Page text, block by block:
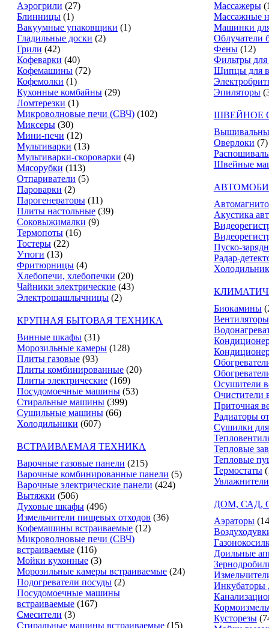
Аэрогрили (27)
Блинницы (1)
Вакуумные упаковщики (1)
Гладильные доски (2)
Грили (42)
Кофеварки (40)
Кофемашины (72)
Кофемолки (1)
Кухонные комбайны (29)
Ломтерезки (1)
Микроволновые печи (СВЧ) (102)
Миксеры (30)
Мини-печи (12)
Мультиварки (13)
Мультиварки-скороварки (4)
Мясорубки (113)
Отпариватели (5)
Пароварки (2)
Парогенераторы (11)
Плиты настольные (39)
Соковыжималки (9)
Термопоты (16)
Тостеры (22)
Утюги (13)
Фритюрницы (4)
Хлебопечи, хлебопечки (20)
Чайники электрические (43)
Электрошашлычницы (2)
КРУПНАЯ БЫТОВАЯ ТЕХНИКА
Винные шкафы (31)
Морозильные камеры (128)
Плиты газовые (93)
Плиты комбинированные (20)
Плиты электрические (169)
Посудомоечные машины (53)
Стиральные машины (399)
Сушильные машины (66)
Холодильники (607)
ВСТРАИВАЕМАЯ ТЕХНИКА
Варочные газовые панели (215)
Варочные комбинированные панели (5)
Варочные электрические панели (424)
Вытяжки (506)
Духовые шкафы (496)
Измельчители пищевых отходов (36)
Кофемашины встраиваемые (12)
Микроволновые печи (СВЧ)
встраиваемые (116)
Мойки кухонные (3)
Морозильные камеры встраиваемые (24)
Подогреватели посуды (2)
Посудомоечные машины
встраиваемые (167)
Смесители (3)
Стиральные машины встраиваемые (15)
Массажеры
Массажные
Машинки
Облучатели
Фены (12)
Фильтры
Щипцы для
Эпиляторы
ШВЕЙНОЕ
Оверлоки (7)
Швейные
Акустика
Пуско-
Радар-
Биокамины
Вентиляторы
Осушители
Очистители
Приточная
Радиаторы
Сушилки
Тепловые
Тепловые
Термостаты
ДОМ, САД,
Аэраторы
Доильные
Инкубаторы
Кусторезы